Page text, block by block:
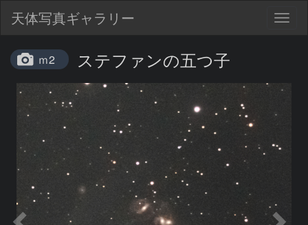
天体写真ギャラリー
ｍ2 ステファンの五つ子